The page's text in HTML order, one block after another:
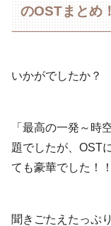
のOSTまとめ！
いかがでしたか？
「最高の一発～時
題でしたが、OST
ても豪華でした！！
聞きごたえたっぷ